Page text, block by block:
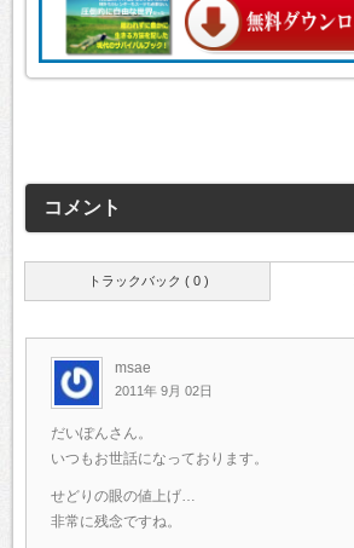
コメント
トラックバック ( 0 )
msae
2011年 9月 02日
だいぽんさん。
いつもお世話になっております。
せどりの眼の値上げ…
非常に残念ですね。